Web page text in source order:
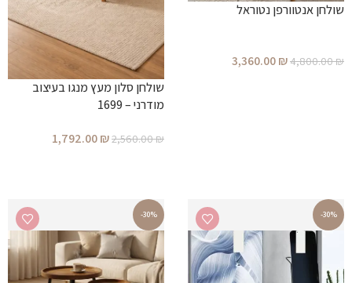
שולחן אנטוורפן נטוראל
4,800.00₪
3,360.00₪
שולחן סלון מעץ מנגו בעיצוב
מודרני – 1699
2,560.00₪
1,792.00₪
-30%
-30%